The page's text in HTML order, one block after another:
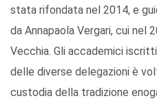
stata rifondata nel 2014, e
da Annapaola Vergari, cui nel
Vecchia. Gli accademici
delle diverse delegazioni è
custodia della tradizione